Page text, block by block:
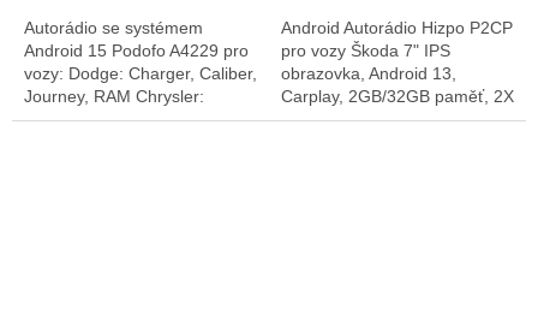
Autorádio se systémem
Android 15 Podofo A4229 pro
vozy: Dodge: Charger, Caliber,
Journey, RAM Chrysler:
Sebring, 300C Jeep:
Android Autorádio Hizpo P2CP
pro vozy Škoda 7" IPS
obrazovka, Android 13,
Carplay, 2GB/32GB paměť, 2X
USB na předním panelu,